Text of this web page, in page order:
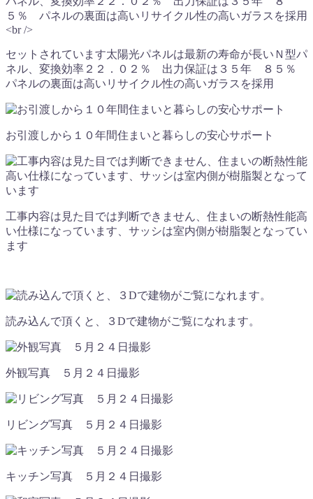
セットされています太陽光パネルは最新の寿命が長いＮ型パ
ネル、変換効率２２．０２％ 出力保証は３５年 ８５％
パネルの裏面は高いリサイクル性の高いガラスを採用
お引渡しから１０年間住まいと暮らしの安心サポート
工事内容は見た目では判断できません、住まいの断熱性能高
い仕様になっています、サッシは室内側が樹脂製となってい
ます
読み込んで頂くと、３Dで建物がご覧になれます。
外観写真 ５月２４日撮影
リビング写真 ５月２４日撮影
キッチン写真 ５月２４日撮影